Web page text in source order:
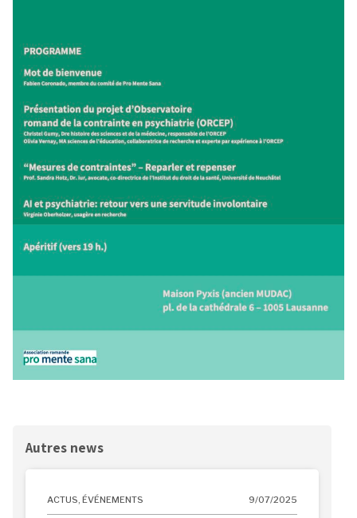
Autres news
ACTUS ,ÉVÉNEMENTS 9/07/2025